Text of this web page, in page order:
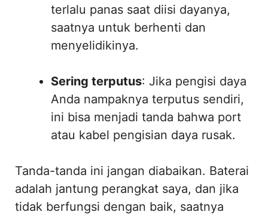
terlalu panas saat diisi dayanya,
saatnya untuk berhenti dan
menyelidikinya.
Sering terputus: Jika pengisi daya
Anda nampaknya terputus sendiri,
ini bisa menjadi tanda bahwa port
atau kabel pengisian daya rusak.
Tanda-tanda ini jangan diabaikan. Baterai
adalah jantung perangkat saya, dan jika
tidak berfungsi dengan baik, saatnya